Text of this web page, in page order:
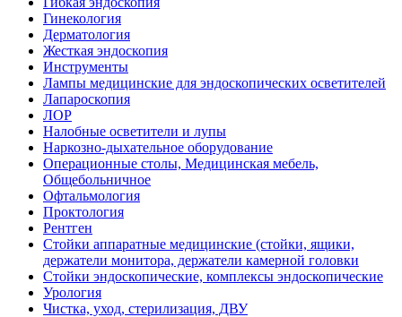
Гинекология
Дерматология
Жесткая эндоскопия
Инструменты
Лампы медицинские для эндоскопических осветителей
Лапароскопия
ЛОР
Налобные осветители и лупы
Наркозно-дыхательное оборудование
Операционные столы, Медицинская мебель,
Общебольничное
Офтальмология
Проктология
Рентген
Стойки аппаратные медицинские (стойки, ящики,
держатели монитора, держатели камерной головки
Стойки эндоскопические, комплексы эндоскопические
Урология
Чистка, уход, стерилизация, ДВУ